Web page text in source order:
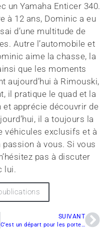
un Yamaha Enticer 340.
à 12 ans, Dominic a eu
d’une multitude de
Autre l’automobile et
aime la chasse, la
que les moments
aujourd’hui à Rimouski,
il pratique le quad et la
apprécie découvrir de
il a toujours la
véhicules exclusifs et à
à vous. Si vous
pas à discuter
lui.
SUIVANT
C’est un départ pour les portes ouvertes Contant !